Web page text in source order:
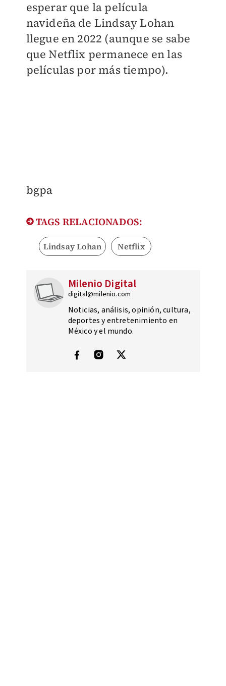
esperar que la película
navideña de Lindsay Lohan
llegue en 2022 (aunque se sabe
que Netflix permanece en las
películas por más tiempo).
​bgpa
TAGS RELACIONADOS:
Lindsay Lohan Netflix
Milenio Digital
digital@milenio.com
Noticias, análisis, opinión, cultura,
deportes y entretenimiento en
México y el mundo.